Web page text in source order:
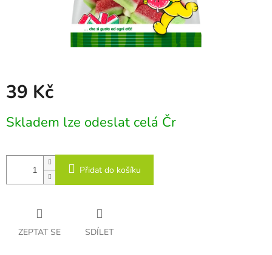
39 Kč
cena:
Skladem lze odeslat celá Čr
Přidat do košíku
ZEPTAT SE SDÍLET